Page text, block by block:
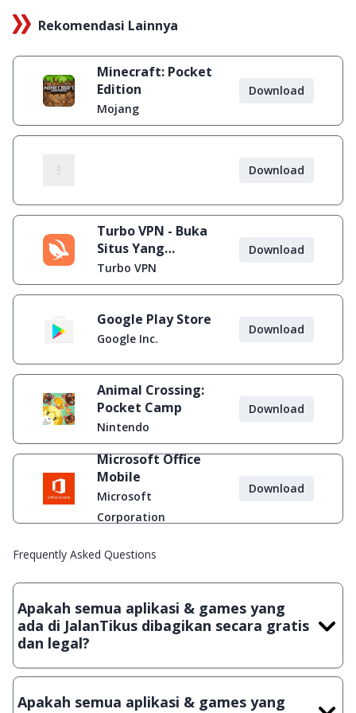
Rekomendasi Lainnya
Minecraft: Pocket
Edition
Mojang
Download
Download
Turbo VPN - Buka
Situs Yang
Diblokir
Turbo VPN
Download
Google Play Store
Google Inc.
Download
Animal Crossing:
Pocket Camp
Nintendo
Download
Microsoft Office
Mobile
Microsoft
Corporation
Download
Frequently Asked Questions
Apakah semua aplikasi & games yang
ada di JalanTikus dibagikan secara gratis
dan legal?
Ya, JalanTikus hanya membagikan aplikasi & games yang
crack, patch atau semacamnya.
Apakah semua aplikasi & games yang